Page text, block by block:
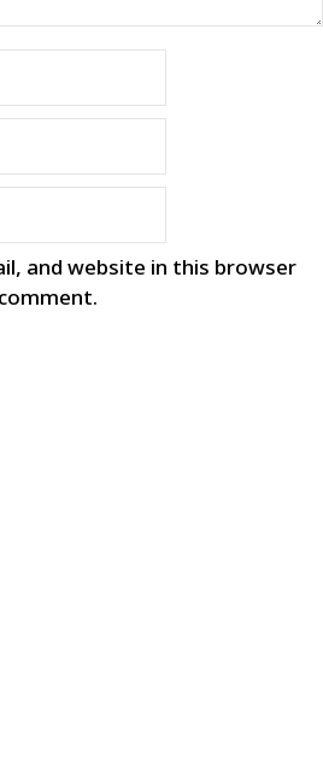
and website in this browser